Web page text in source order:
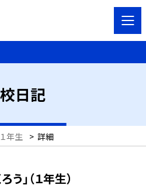
日記
１年生 > 詳細
」（１年生）